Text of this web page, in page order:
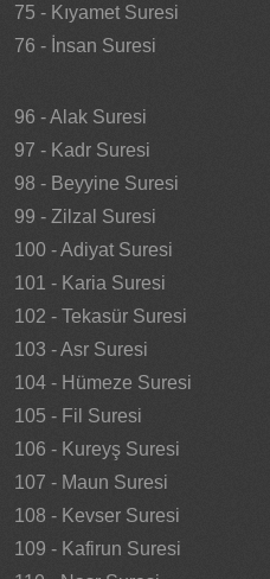
75 - Kıyamet Suresi
76 - İnsan Suresi
96 - Alak Suresi
97 - Kadr Suresi
98 - Beyyine Suresi
99 - Zilzal Suresi
100 - Adiyat Suresi
101 - Karia Suresi
102 - Tekasür Suresi
103 - Asr Suresi
104 - Hümeze Suresi
105 - Fil Suresi
106 - Kureyş Suresi
107 - Maun Suresi
108 - Kevser Suresi
109 - Kafirun Suresi